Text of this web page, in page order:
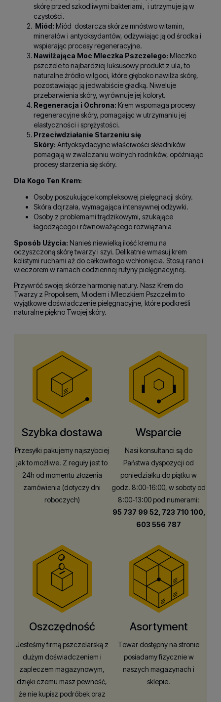
skórę przed szkodliwymi bakteriami, i utrzymuje ją w
czystości.
Miód: Miód dostarcza skórze mnóstwo witamin,
minerałów i antyoksydantów, odżywiając ją od środka i
wspierając procesy regeneracyjne.
Nawilżająca Moc Mleczka Pszczelego: Mleczko
pszczele to najbardziej luksusowy produkt z ula, to
naturalne źródło wilgoci, które głęboko nawilża skórę,
pozostawiając ją jedwabiście gładką. Niweluje
przebarwienia skóry, wyrównuje jej koloryt.
Regeneracja i Ochrona: Krem wspomaga procesy
regeneracyjne skóry, pomagając w utrzymaniu jej
elastyczności i sprężystości.
Przeciwdziałanie Starzeniu się
Skóry: Antyoksydacyjne właściwości składników
pomagają w zwalczaniu wolnych rodników, opóźniając
procesy starzenia się skóry.
Dla Kogo Ten Krem:
Osoby poszukujące kompleksowej pielęgnacji skóry.
Skóra dojrzała, wymagająca intensywnej odżywki.
Osoby z problemami trądzikowymi, szukające
łagodzącego i równoważącego rozwiązania
Sposób Użycia: Nanieś niewielką ilość kremu na
oczyszczoną skórę twarzy i szyi. Delikatnie wmasuj krem
kolistymi ruchami aż do całkowitego wchłonięcia. Stosuj rano i
wieczorem w ramach codziennej rutyny pielęgnacyjnej.
Przywróć swojej skórze harmonię natury. Nasz Krem do
Twarzy z Propolisem, Miodem i Mleczkiem Pszczelim to
wyjątkowe doświadczenie pielęgnacyjne, które podkreśli
naturalne piękno Twojej skóry.
Szybka dostawa
Przesyłki pakujemy najszybciej
jak to możliwe. Z reguły jest to
24h od momentu złożenia
zamówienia (dotyczy dni
roboczych)
Wsparcie
Nasi konsultanci są do
Państwa dyspozycji od
poniedziałku do piątku w
godz. 8:00-16:00, w soboty od
8:00-13:00 pod numerami:
95 737 99 52, 723 710 100,
603 556 787
Oszczędność
Jesteśmy firmą pszczelarską z
dużym doświadczeniem i
zapleczem magazynowym,
dzięki czemu masz pewność,
że nie kupisz podróbek oraz
Asortyment
Towar dostępny na stronie
posiadamy fizycznie w
naszych magazynach i
sklepie.